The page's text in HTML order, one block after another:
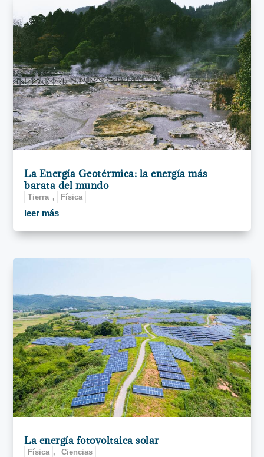
La Energía Geotérmica: la energía más
barata del mundo
Tierra , Física
leer más
La energía fotovoltaica solar
Física , Ciencias